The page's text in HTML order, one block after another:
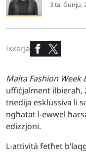
3 ta' Ġunju,
Ixxerja
Malta Fashion Week
uffiċjalment ilbieraħ,
tnedija esklussiva li
ngħatat l-ewwel
edizzjoni.
L-attività fetħet